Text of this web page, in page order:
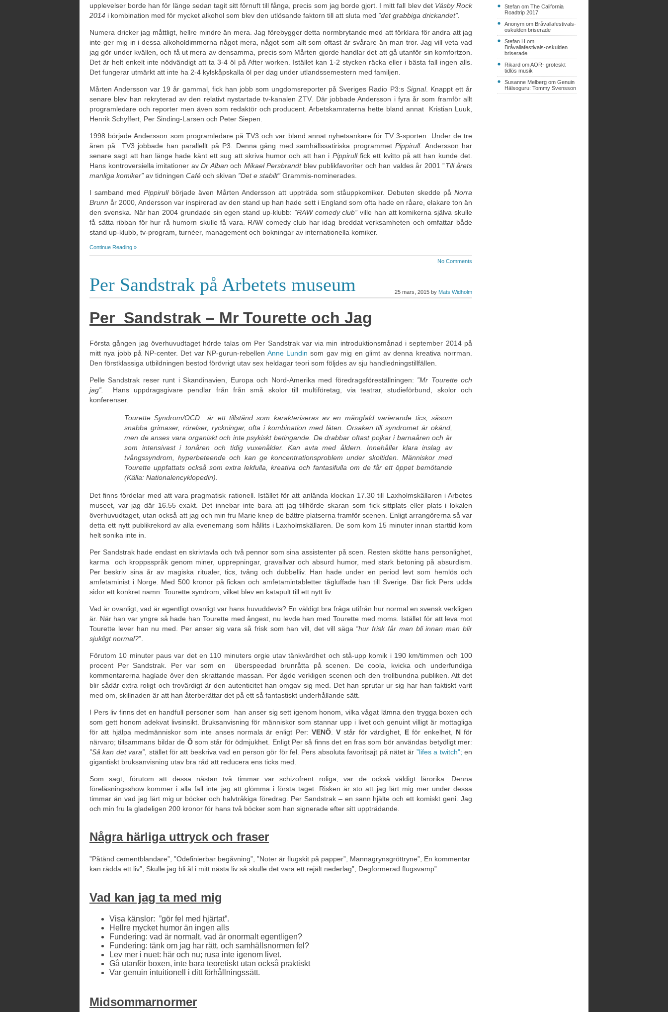
upplevelser borde han för länge sedan tagit sitt förnuft till fånga, precis som jag borde gjort. I mitt fall blev det Väsby Rock
2014 i kombination med för mycket alkohol som blev den utlösande faktorn till att sluta med ”det grabbiga drickandet”.
Numera dricker jag måttligt, hellre mindre än mera. Jag förebygger detta normbrytande med att förklara för andra att jag
inte ger mig in i dessa alkoholdimmorna något mera, något som allt som oftast är svårare än man tror. Jag vill veta vad
jag gör under kvällen, och få ut mera av densamma, precis som Mårten gjorde handlar det att gå utanför sin komfortzon.
Det är helt enkelt inte nödvändigt att ta 3-4 öl på After worken. Istället kan 1-2 stycken räcka eller i bästa fall ingen alls.
Det fungerar utmärkt att inte ha 2-4 kylskåpskalla öl per dag under utlandssemestern med familjen.
Mårten Andersson var 19 år gammal, fick han jobb som ungdomsreporter på Sveriges Radio P3:s Signal. Knappt ett år
senare blev han rekryterad av den relativt nystartade tv-kanalen ZTV. Där jobbade Andersson i fyra år som framför allt
programledare och reporter men även som redaktör och producent. Arbetskamraterna hette bland annat Kristian Luuk,
Henrik Schyffert, Per Sinding-Larsen och Peter Siepen.
1998 började Andersson som programledare på TV3 och var bland annat nyhetsankare för TV 3-sporten. Under de tre
åren på TV3 jobbade han parallellt på P3. Denna gång med samhällssatiriska programmet Pippirull. Andersson har
senare sagt att han länge hade känt ett sug att skriva humor och att han i Pippirullfick ett kvitto på att han kunde det.
Hans kontroversiella imitationer avDr Alban och Mikael Persbrandtblev publikfavoriter och han valdes år 2001 ”Till årets
manliga komiker” av tidningen Café och skivan ”Det e stabilt” Grammis-nominerades.
I samband med Pippirullbörjade även Mårten Andersson att uppträda som ståuppkomiker. Debuten skedde på Norra
Brunn år 2000, Andersson var inspirerad av den stand up han hade sett i England som ofta hade en råare, elakare ton än
den svenska. När han 2004 grundade sin egen stand up-klubb: ”RAW comedy club” ville han att komikerna själva skulle
få sätta ribban för hur rå humorn skulle få vara. RAW comedy club har idag breddat verksamheten och omfattar både
stand up-klubb, tv-program, turnéer, management och bokningar av internationella komiker.
Continue Reading »
No Comments
Per Sandstrak på Arbetets museum 25 mars, 2015 by Mats Widholm
Per Sandstrak – Mr Tourette och Jag
Första gången jag överhuvudtaget hörde talas om Per Sandstrak var via min introduktionsmånad i september 2014 på
mitt nya jobb på NP-center. Det var NP-gurun-rebellen Anne Lundin som gav mig en glimt av denna kreativa norrman.
Den förstklassiga utbildningen bestod förövrigt utav sex heldagar teori som följdes av sju handledningstillfällen.
Pelle Sandstrak reser runt i Skandinavien, Europa och Nord-Amerika med föredragsföreställningen: ”Mr Tourette och
jag”.
Hans uppdragsgivare pendlar från från små skolor till multiföretag, via teatrar, studieförbund, skolor och
konferenser.
Tourette Syndrom/OCD är ett tillstånd som karakteriseras av en mångfald varierande tics, såsom
snabba grimaser, rörelser, ryckningar, ofta i kombination med läten. Orsaken till syndromet är okänd,
men de anses vara organiskt och inte psykiskt betingande. De drabbar oftast pojkar i barnaåren och är
som intensivast i tonåren och tidig vuxenålder. Kan avta med åldern. Innehåller klara inslag av
tvångssyndrom, hyperbeteende och kan ge koncentrationsproblem under skoltiden. Människor med
Tourette uppfattats också som extra lekfulla, kreativa och fantasifulla om de får ett öppet bemötande
(Källa: Nationalencyklopedin).
Det finns fördelar med att vara pragmatisk rationell. Istället för att anlända klockan 17.30 till Laxholmskällaren i Arbetes
museet, var jag där 16.55 exakt. Det innebar inte bara att jag tillhörde skaran som fick sittplats eller plats i lokalen
överhuvudtaget, utan också att jag och min fru Marie knep de bättre platserna framför scenen. Enligt arrangörerna så var
detta ett nytt publikrekord av alla evenemang som hållits i Laxholmskällaren. De som kom 15 minuter innan starttid kom
helt sonika inte in.
Per Sandstrak hade endast en skrivtavla och två pennor som sina assistenter på scen. Resten skötte hans personlighet,
karma och kroppsspråk genom miner, upprepningar, gravallvar och absurd humor, med stark betoning på absurdism.
Per beskriv sina år av magiska ritualer, tics, tvång och dubbelliv. Han hade under en period levt som hemlös och
amfetaminist i Norge. Med 500 kronor på fickan och amfetamintabletter tågluffade han till Sverige. Där fick Pers udda
sidor ett konkret namn: Tourette syndrom, vilket blev en katapult till ett nytt liv.
Vad är ovanligt, vad är egentligt ovanligt var hans huvuddevis? En väldigt bra fråga utifrån hur normal en svensk verkligen
är. När han var yngre så hade han Tourette med ångest, nu levde han med Tourette med moms. Istället för att leva mot
Tourette lever han nu med. Per anser sig vara så frisk som han vill, det vill säga ”hur frisk får man bli innan man blir
sjukligt normal?”.
Förutom 10 minuter paus var det en 110 minuters orgie utav tänkvärdhet och stå-upp komik i 190 km/timmen och 100
procent Per Sandstrak. Per var som en überspeedad brunråtta på scenen. De coola, kvicka och underfundiga
kommentarerna haglade över den skrattande massan. Per ägde verkligen scenen och den trollbundna publiken. Att det
blir sådär extra roligt och trovärdigt är den autenticitet han omgav sig med. Det han sprutar ur sig har han faktiskt varit
med om, skillnaden är att han återberättar det på ett så fantastiskt underhållande sätt.
I Pers liv finns det en handfull personer som han anser sig sett igenom honom, vilka vågat lämna den trygga boxen och
som gett honom adekvat livsinsikt. Bruksanvisning för människor som stannar upp i livet och genuint villigt är mottagliga
för att hjälpa medmänniskor som inte anses normala är enligt Per: VENÖ. V står för värdighet, E för enkelhet, Nför
närvaro; tillsammans bildar de Ösom står för ödmjukhet. Enligt Per så finns det en fras som bör användas betydligt mer:
”Så kan det vara” , stället för att beskriva vad en person gör för fel. Pers absoluta favoritsajt på nätet är ”lifes a twitch”; en
gigantiskt bruksanvisning utav bra råd att reducera ens ticks med.
Som sagt, förutom att dessa nästan två timmar var schizofrent roliga, var de också väldigt lärorika. Denna
föreläsningsshow kommer i alla fall inte jag att glömma i första taget. Risken är sto att jag lärt mig mer under dessa
timmar än vad jag lärt mig ur böcker och halvtråkiga föredrag. Per Sandstrak – en sann hjälte och ett komiskt geni. Jag
och min fru la gladeligen 200 kronor för hans två böcker som han signerade efter sitt uppträdande.
Några härliga uttryck och fraser
”Påtänd cementblandare”, ”Odefinierbar begåvning”, ”Noter är flugskit på papper”, Mannagrynsgröttryne”, En kommentar
kan rädda ett liv”, Skulle jag bli ål i mitt nästa liv så skulle det vara ett rejält nederlag”, Degformerad flugsvamp”.
Vad kan jag ta med mig
Visa känslor: ”gör fel med hjärtat”.
Hellre mycket humor än ingen alls
Fundering: vad är normalt, vad är onormalt egentligen?
Fundering: tänk om jag har rätt, och samhällsnormen fel?
Lev mer i nuet: här och nu; rusa inte igenom livet.
Gå utanför boxen, inte bara teoretiskt utan också praktiskt
Var genuin intuitionell i ditt förhållningssätt.
Midsommarnormer
Stefan om The California
Roadtrip 2017
Anonym om Bråvallafestivals-
oskulden briserade
Stefan H om
Bråvallafestivals-oskulden
briserade
Rikard omAOR- groteskt
tidlös musik
Susanne Melberg om Genuin
Hälsoguru: Tommy Svensson